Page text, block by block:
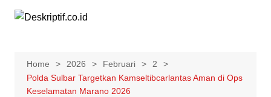
Home 2026 Februari
2
Polda Sulbar Targetkan Kamseltibcarlantas Aman di Ops
Keselamatan Marano 2026